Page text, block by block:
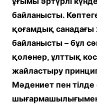
байланысты.
қоғамдық
байланысты – бұл
қолөнер, ұлттық
жайластыру
Мәдениет пен